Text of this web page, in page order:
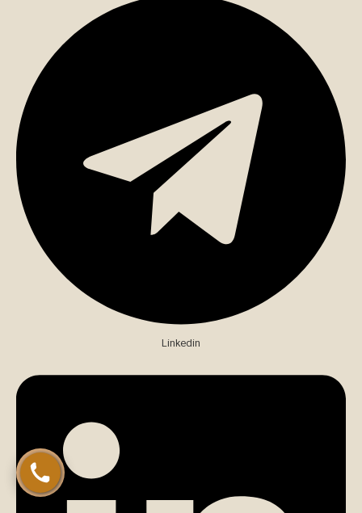
Linkedin
تماس مستقیم با کارشناس (الهام مومن)